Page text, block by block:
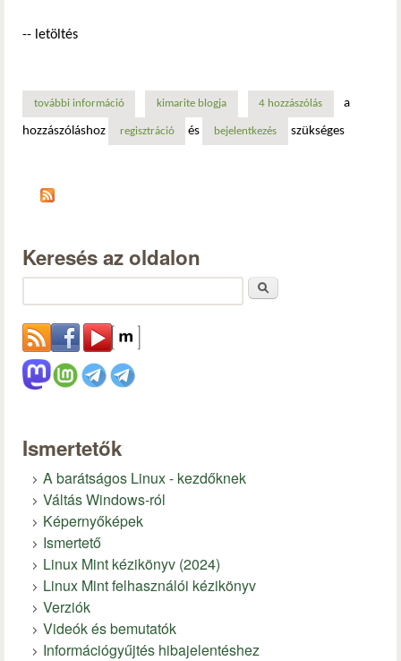
-- letöltés
további információaz rkhunter alkalmazás lmde2 alatt jelentkező frissítési
kimarite blogja 4 hozzászólás a
hozzászóláshoz regisztráció és bejelentkezés szükséges
Keresés az oldalon
Ismertetők
A barátságos Linux - kezdőknek
Váltás Windows-ról
Képernyőképek
Ismertető
Linux Mint kézikönyv (2024)
Linux Mint felhasználói kézikönyv
Verziók
Videók és bemutatók
Információgyűjtés hibajelentéshez